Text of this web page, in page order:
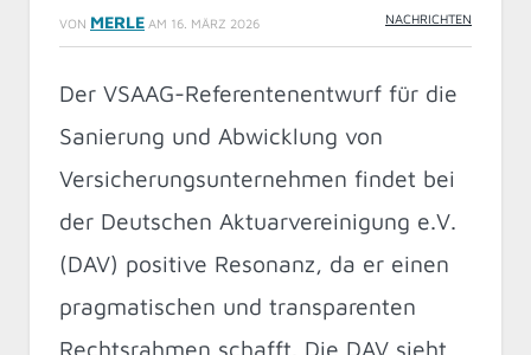
VON MERLE AM 16. MÄRZ 2026 NACHRICHTEN
Der VSAAG-Referentenentwurf für die
Sanierung und Abwicklung von
Versicherungsunternehmen findet bei
der Deutschen Aktuarvereinigung e.V.
(DAV) positive Resonanz, da er einen
pragmatischen und transparenten
Rechtsrahmen schafft. Die DAV sieht